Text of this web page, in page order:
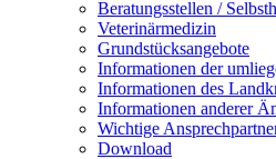
Beratungsstellen /
Veterinärmedizin
Grundstücksangebote
Informationen der
Informationen des
Informationen anderer
Wichtige
Download